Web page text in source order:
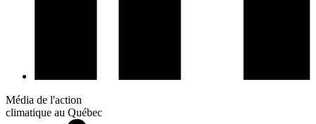
Média de l'action
climatique au Québec